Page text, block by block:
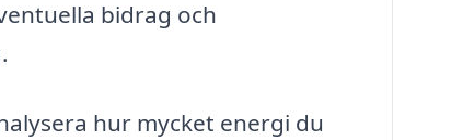
bidrag och
hur mycket energi du